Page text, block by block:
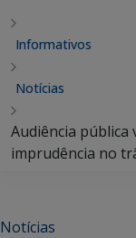
Informativos
Notícias
Audiência pública
imprudência no
Notícias